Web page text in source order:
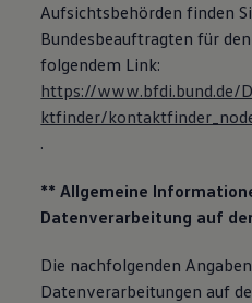
Aufsichtsbehörden finden
Bundesbeauftragten für
folgendem Link:
https://www.bfdi.bund.de/
ktfinder/
.
** Allgemeine
Datenverarbeitung auf
Die nachfolgenden
Datenverarbeitungen auf